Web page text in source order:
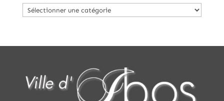
Catégories